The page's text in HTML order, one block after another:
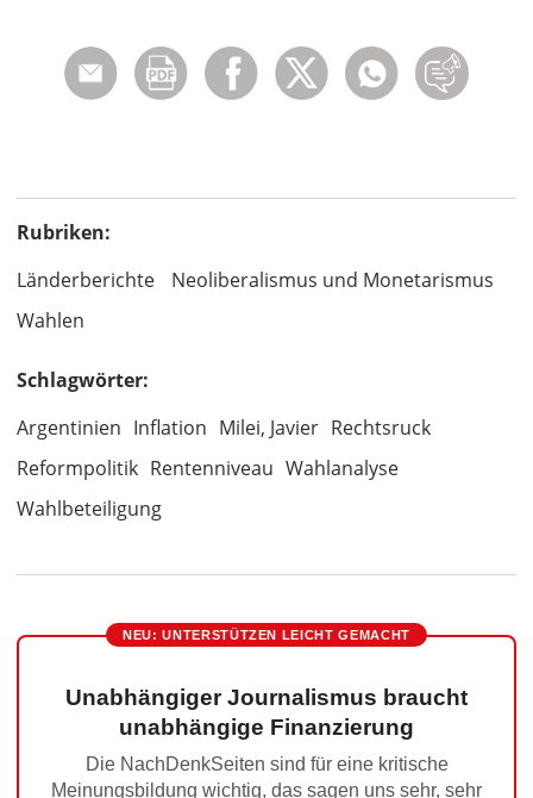
Rubriken:
Länderberichte
Neoliberalismus und Monetarismus
Wahlen
Schlagwörter:
Argentinien Inflation Milei, Javier Rechtsruck
Reformpolitik Rentenniveau Wahlanalyse
Wahlbeteiligung
NEU: UNTERSTÜTZEN LEICHT GEMACHT
Unabhängiger Journalismus braucht
unabhängige Finanzierung
Die NachDenkSeiten sind für eine kritische
Meinungsbildung wichtig, das sagen uns sehr, sehr